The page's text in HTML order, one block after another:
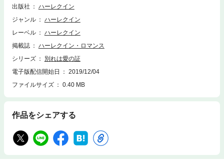
はないはずだもの。それならなぜ、彼は熱いまなざしで怒ったように私を
見ているの？★情熱的な作風で人気のサラ・モーガンが新たな愛の物語を
でもそこには誤算があって……。奇跡の結末にご期待ください。★
出版社
ハーレクイン
ジャンル
ハーレクイン
レーベル
ハーレクイン
掲載誌
ハーレクイン・ロマンス
シリーズ
別れは愛の証
電子版配信開始日
2019/12/04
ファイルサイズ
0.40 MB
作品をシェアする